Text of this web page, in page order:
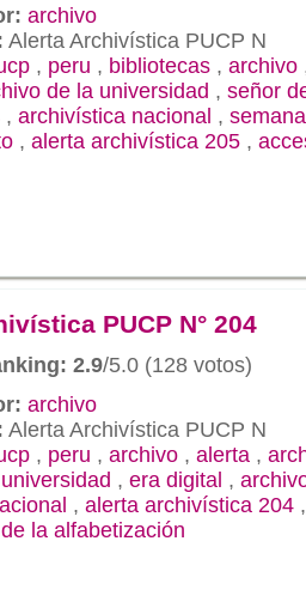
archivo
Alerta Archivística PUCP N
, peru , bibliotecas , archivo
de la universidad , señor
, archivística nacional ,
, alerta archivística 205 ,
PUCP N° 204
2.9/5.0 (128 votos)
archivo
Alerta Archivística PUCP N
, peru , archivo , alerta ,
, era digital ,
, alerta archivística 204
la alfabetización